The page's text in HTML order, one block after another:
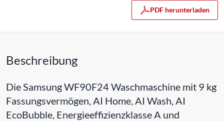
PDF herunterladen
Beschreibung
Die Samsung WF90F24 Waschmaschine mit 9 kg
Fassungsvermögen, AI Home, AI Wash, AI
EcoBubble, Energieeffizienzklasse A und